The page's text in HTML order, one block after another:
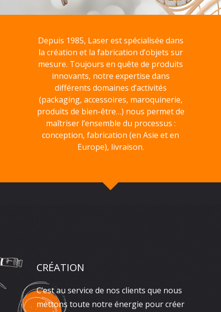
Depuis 1985, Laser est spécialisée dans
la création et la fabrication d’objets sur
mesure. Toujours en quête de produits
innovants, notre expertise dans
différents domaines d’activités
(packaging, accessoires, maroquinerie,
produits de bien-être…) nous permet de
maîtriser l’ensemble du processus :
conception, fabrication (en Asie et en
Europe), livraison.
CRÉATION
C’est au service de nos clients que nous
mettons toute notre énergie pour créer